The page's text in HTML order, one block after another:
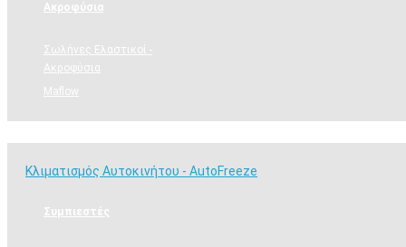
Ακροφύσια
Σωλήνες Ελαστικοί -
Ακροφύσια
Maflow
Κλιματισμός Αυτοκινήτου - AutoFreeze
Συμπιεστές